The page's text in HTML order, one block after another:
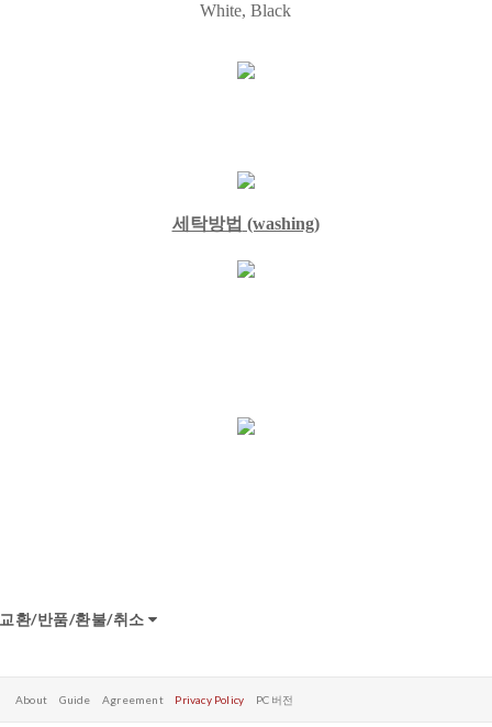
White, Black
세탁방법 (washing)
교환/반품/환불/취소
About Guide Agreement Privacy Policy PC 버전